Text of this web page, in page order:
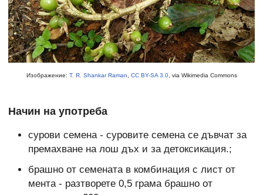
Изображение: T. R. Shankar Raman CC BY-SA 3.0, via Wikimedia Commons
Начин на употреба
сурови семена - суровите семена се дъвчат за
премахване на лош дъх и за детоксикация.;
брашно от семената в комбинация с лист от
мента - разтворете 0,5 грама брашно от